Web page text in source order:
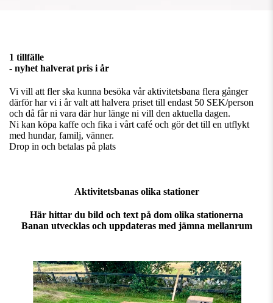
1 tillfälle
- nyhet halverat pris i år
Vi vill att fler ska kunna besöka vår aktivitetsbana flera gånger
därför har vi i år valt att halvera priset till endast 50 SEK/person
och då får ni vara där hur länge ni vill den aktuella dagen.
Ni kan köpa kaffe och fika i vårt café och gör det till en utflykt
med hundar, familj, vänner.
Drop in och betalas på plats
Aktivitetsbanas olika stationer
Här hittar du bild och text på dom olika stationerna
Banan utvecklas och uppdateras med jämna mellanrum